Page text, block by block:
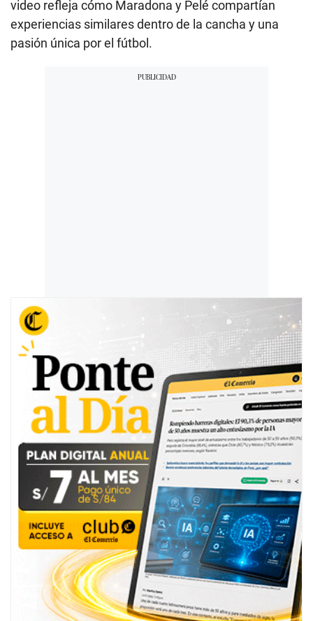
video refleja cómo Maradona y Pelé compartían
experiencias similares dentro de la cancha y una
pasión única por el fútbol.